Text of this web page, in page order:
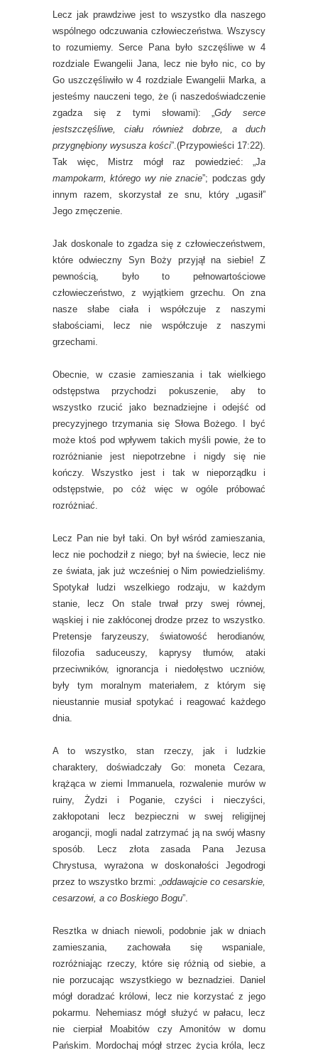
Lecz jak prawdziwe jest to wszystko dla naszego
wspólnego odczuwania człowieczeństwa. Wszyscy
to rozumiemy. Serce Pana było szczęśliwe w 4
rozdziale Ewangelii Jana, lecz nie było nic, co by
Go uszczęśliwiło w 4 rozdziale Ewangelii Marka, a
jesteśmy nauczeni tego, że (i naszedoświadczenie
zgadza się z tymi słowami): „Gdy serce
jestszczęśliwe, ciału również dobrze, a duch
przygnębiony wysusza kości”.(Przypowieści 17:22).
Tak więc, Mistrz mógł raz powiedzieć: „Ja
mampokarm, którego wy nie znacie”; podczas gdy
innym razem, skorzystał ze snu, który „ugasił”
Jego zmęczenie.
Jak doskonale to zgadza się z człowieczeństwem,
które odwieczny Syn Boży przyjął na siebie! Z
pewnością, było to pełnowartościowe
człowieczeństwo, z wyjątkiem grzechu. On zna
nasze słabe ciała i współczuje z naszymi
słabościami, lecz nie współczuje z naszymi
grzechami.
Obecnie, w czasie zamieszania i tak wielkiego
odstępstwa przychodzi pokuszenie, aby to
wszystko rzucić jako beznadziejne i odejść od
precyzyjnego trzymania się Słowa Bożego. I być
może ktoś pod wpływem takich myśli powie, że to
rozróżnianie jest niepotrzebne i nigdy się nie
kończy. Wszystko jest i tak w nieporządku i
odstępstwie, po cóż więc w ogóle próbować
rozróżniać.
Lecz Pan nie był taki. On był wśród zamieszania,
lecz nie pochodził z niego; był na świecie, lecz nie
ze świata, jak już wcześniej o Nim powiedzieliśmy.
Spotykał ludzi wszelkiego rodzaju, w każdym
stanie, lecz On stale trwał przy swej równej,
wąskiej i nie zakłóconej drodze przez to wszystko.
Pretensje faryzeuszy, światowość herodianów,
filozofia saduceuszy, kaprysy tłumów, ataki
przeciwników, ignorancja i niedołęstwo uczniów,
były tym moralnym materiałem, z którym się
nieustannie musiał spotykać i reagować każdego
dnia.
A to wszystko, stan rzeczy, jak i ludzkie
charaktery, doświadczały Go: moneta Cezara,
krążąca w ziemi Immanuela, rozwalenie murów w
ruiny, Żydzi i Poganie, czyści i nieczyści,
zakłopotani lecz bezpieczni w swej religijnej
arogancji, mogli nadal zatrzymać ją na swój własny
sposób. Lecz złota zasada Pana Jezusa
Chrystusa, wyrażona w doskonałości Jegodrogi
przez to wszystko brzmi: „oddawajcie co cesarskie,
cesarzowi, a co Boskiego Bogu”.
Resztka w dniach niewoli, podobnie jak w dniach
zamieszania, zachowała się wspaniale,
rozróżniając rzeczy, które się różnią od siebie, a
nie porzucając wszystkiego w beznadziei. Daniel
mógł doradzać królowi, lecz nie korzystać z jego
pokarmu. Nehemiasz mógł służyć w pałacu, lecz
nie cierpiał Moabitów czy Amonitów w domu
Pańskim. Mordochaj mógł strzec życia króla, lecz